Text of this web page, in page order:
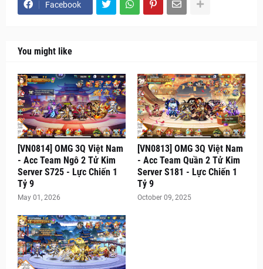
Facebook
You might like
[VN0814] OMG 3Q Việt Nam
- Acc Team Ngô 2 Tử Kim
Server S725 - Lực Chiến 1
Tỷ 9
May 01, 2026
[VN0813] OMG 3Q Việt Nam
- Acc Team Quần 2 Tử Kim
Server S181 - Lực Chiến 1
Tỷ 9
October 09, 2025